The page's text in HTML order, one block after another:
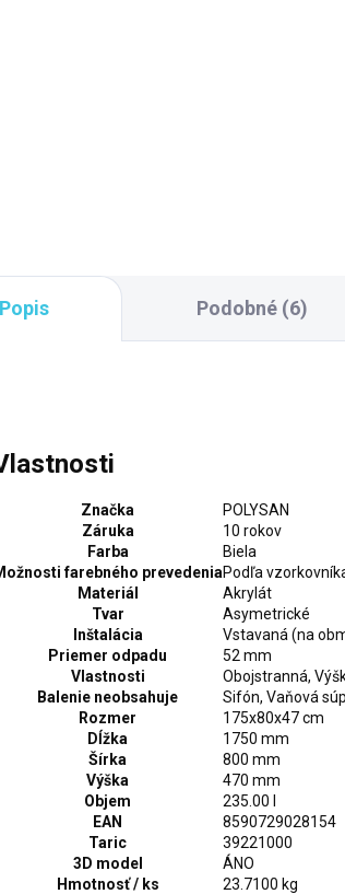
Popis Podobné (6)
Značka
POLYSAN
Záruka
10 rokov
Farba
Biela
farebného prevedeniaPodľa
Materiál
Akrylát
Tvar
Asymetrické
Inštalácia
Vstavaná (na
Priemer odpadu
52 mm
Vlastnosti
Obojstranná,
Balenie neobsahuje
Sifón, Vaňová
Rozmer
175x80x47 cm
Dĺžka
1750 mm
Šírka
800 mm
Výška
470 mm
Objem
235.00 l
EAN
8590729028154
Taric
39221000
3D model
ÁNO
Hmotnosť / ks
23.7100 kg